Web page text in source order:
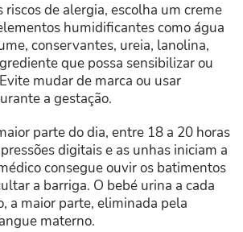
riscos de alergia, escolha um creme
humidificantes como água
conservantes, ureia, lanolina,
que possa sensibilizar ou
mudar de marca ou usar
a gestação.
parte do dia, entre 18 a 20 horas
digitais e as unhas iniciam a
consegue ouvir os batimentos
a barriga. O bebé urina a cada
a maior parte, eliminada pela
materno.